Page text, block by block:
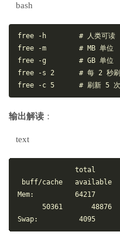
bash
free -h        # 人类可读
free -m        # MB 单位
free -g        # GB 单位
free -s 2      # 每 2 秒刷
输出解读 ：
text
total        used
buff/cache   available
Mem:          64217
50361       48876